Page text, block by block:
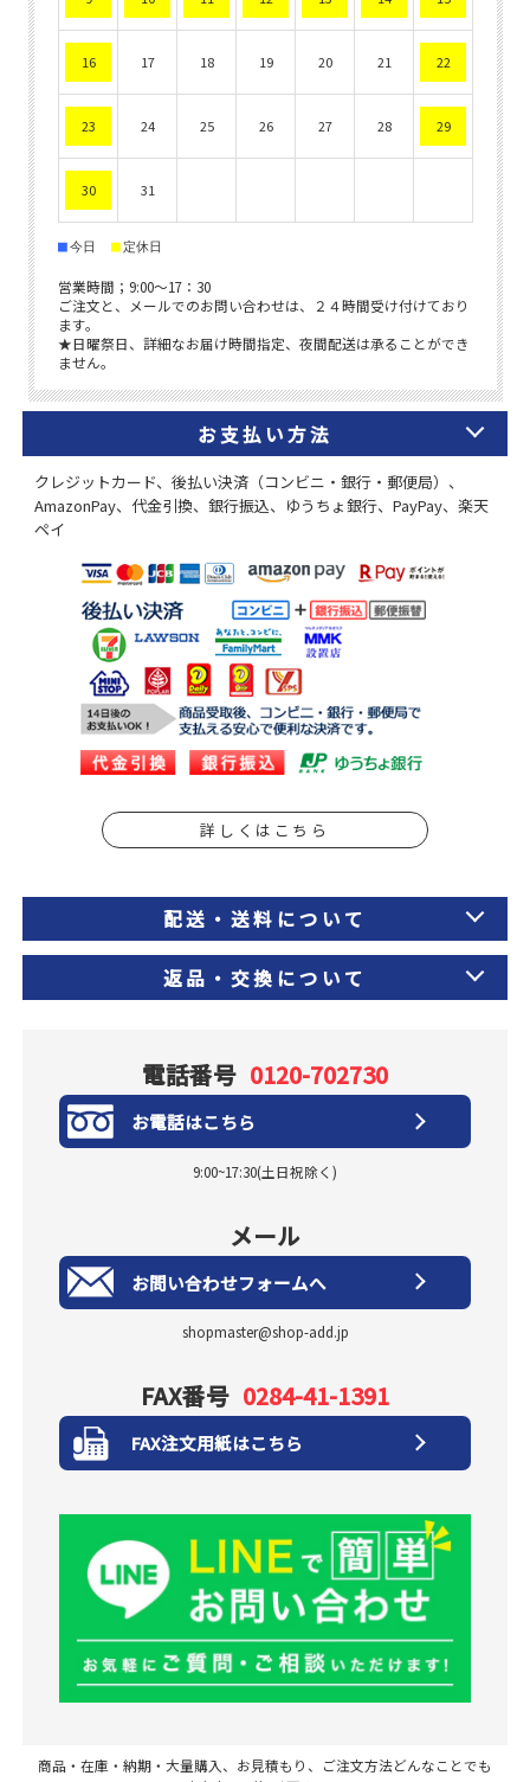
お支払い方法
クレジットカード、後払い決済（コンビニ・銀行・郵便局）、
AmazonPay、代金引換、銀行振込、ゆうちょ銀行、PayPay、楽天
ペイ
詳しくはこちら
配送・送料について
返品・交換について
電話番号 0120-702730
お電話はこちら
9:00~17:30(土日祝除く)
メール
お問い合わせフォームへ
shopmaster@shop-add.jp
FAX番号 0284-41-1391
FAX注文用紙はこちら
商品・在庫・納期・大量購入、お見積もり、ご注文方法どんなことでも